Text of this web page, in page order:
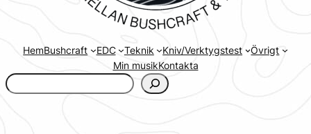
HemBushcraft EDC Teknik Kniv/Verktygstest
Övrigt
Min musikKontakta
www.urbanfjellstrom.se/jamforelselistan/